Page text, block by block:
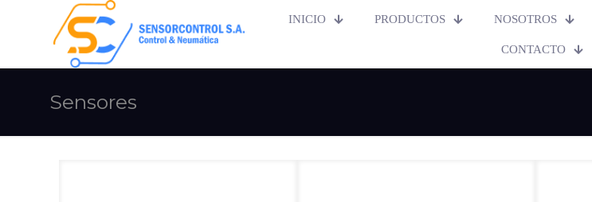
INICIO PRODUCTOS NOSOTROS
CONTACTO
Sensores